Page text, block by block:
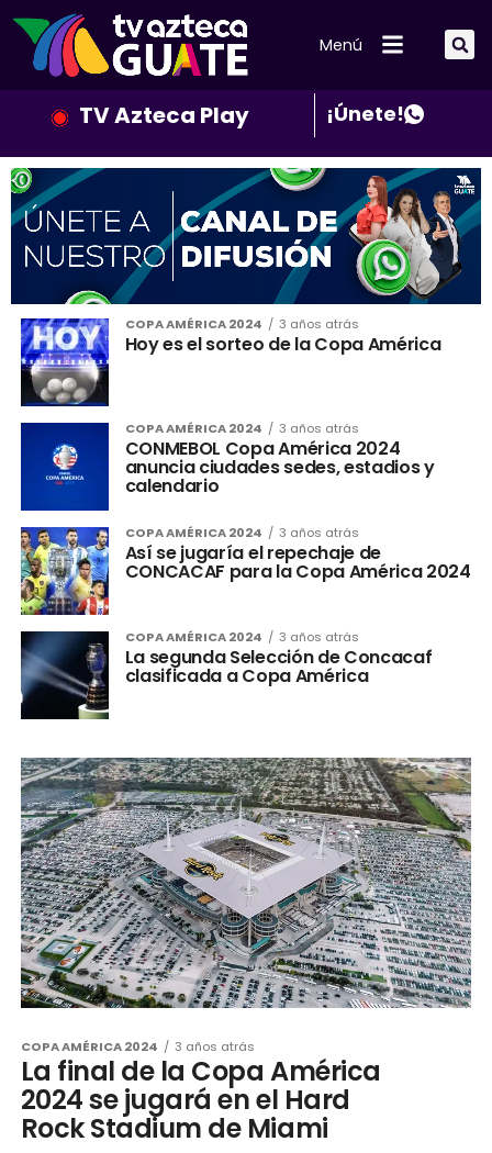
Menú
TV Azteca Play ¡Únete!
COPA AMÉRICA 2024 3 años atrás
Hoy es el sorteo de la Copa América
COPA AMÉRICA 2024 3 años atrás
CONMEBOL Copa América 2024
anuncia ciudades sedes, estadios y
calendario
COPA AMÉRICA 2024 3 años atrás
Así se jugaría el repechaje de
CONCACAF para la Copa América 2024
COPA AMÉRICA 2024 3 años atrás
La segunda Selección de Concacaf
clasificada a Copa América
COPA AMÉRICA 2024 3 años atrás
La final de la Copa América
2024 se jugará en el Hard
Rock Stadium de Miami